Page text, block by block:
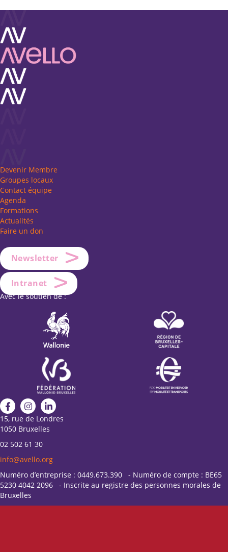
Devenir Membre
Groupes locaux
Contact équipe
Agenda
Formations
Actualités
Faire un don
Newsletter
Intranet
Avec le soutien de :
15, rue de Londres
1050 Bruxelles
02 502 61 30
info@avello.org
Numéro d’entreprise : 0449.673.390 - Numéro de compte : BE65
5230 4042 2096 - Inscrite au registre des personnes morales de
Bruxelles